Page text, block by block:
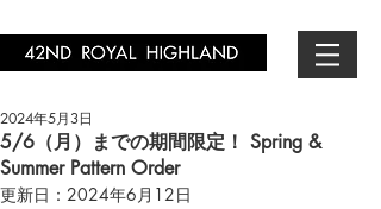
5/6（月）までの期間限定！ Spring &
Summer Pattern Order
2024年5月3日
更新日： 2024年6月12日